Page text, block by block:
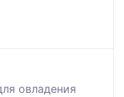
овладения